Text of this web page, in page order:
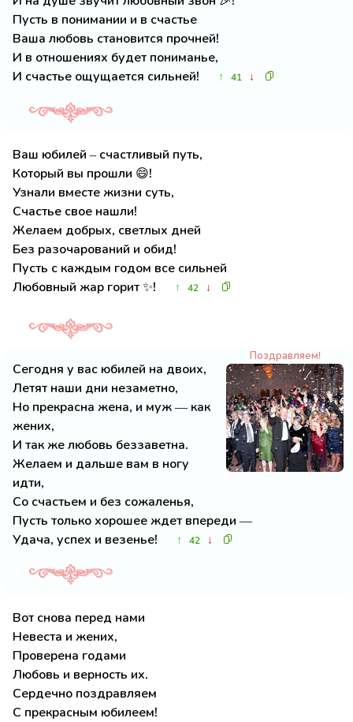
Пусть в понимании и в счастье
Ваша любовь становится прочней!
И в отношениях будет пониманье,
И счастье ощущается сильней!
↑ 41 ↓
Ваш юбилей – счастливый путь,
Который вы прошли 😄!
Узнали вместе жизни суть,
Счастье свое нашли!
Желаем добрых, светлых дней
Без разочарований и обид!
Пусть с каждым годом все сильней
Любовный жар горит ✨!
↑ 42 ↓
Поздравляем!
Сегодня у вас юбилей на двоих,
Летят наши дни незаметно,
Но прекрасна жена, и муж — как
жених,
И так же любовь беззаветна.
Желаем и дальше вам в ногу
идти,
Со счастьем и без сожаленья,
Пусть только хорошее ждет впереди —
Удача, успех и везенье!
↑ 42 ↓
Вот снова перед нами
Невеста и жених,
Проверена годами
Любовь и верность их.
Сердечно поздравляем
С прекрасным юбилеем!